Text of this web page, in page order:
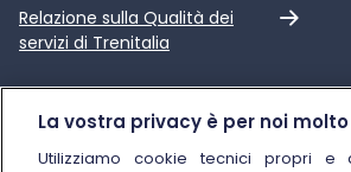
Relazione sulla Qualità dei
servizi di Trenitalia
Link esterno
Chi siamo
La vostra privacy è per noi
Utilizziamo cookie tecnici propri